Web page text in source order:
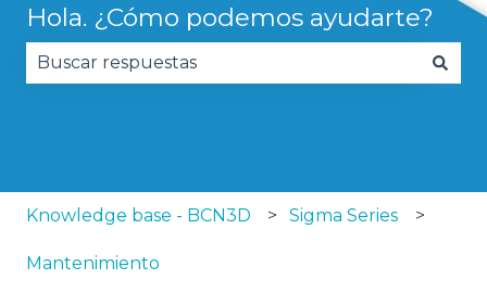
Hola. ¿Cómo podemos ayudarte?
Knowledge base - BCN3D Sigma Series
Mantenimiento